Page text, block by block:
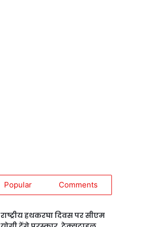
Popular Comments
राष्ट्रीय हथकरघा दिवस पर सीएम